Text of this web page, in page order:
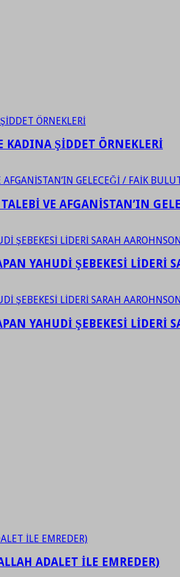
KADINA ŞİDDET ÖRNEKLERİ
VE AFGANİSTAN’IN
YAHUDİ ŞEBEKESİ
YAHUDİ ŞEBEKESİ
ADALET İLE EMREDER)